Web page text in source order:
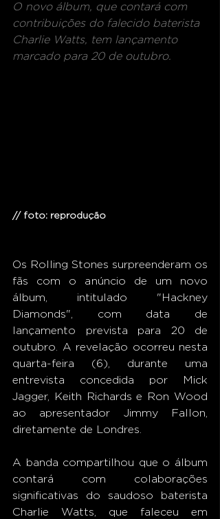
O novo álbum, que contará com
contribuições do falecido baterista
Charlie Watts, tem lançamento
marcado para 20 de outubro.
// foto: reprodução
Os Rolling Stones surpreenderam os
fãs com o anúncio de um novo
álbum, intitulado "Hackney
Diamonds", com data de
lançamento prevista para 20 de
outubro. A revelação ocorreu nesta
quarta-feira (6), durante uma
entrevista concedida por Mick
Jagger, Keith Richards e Ron Wood
ao apresentador Jimmy Fallon,
diretamente de Londres.
A banda compartilhou que o álbum
contará com colaborações
significativas do saudoso baterista
Charlie Watts, que faleceu em